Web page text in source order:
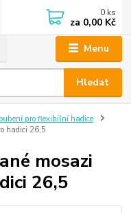
Menu
Hledat
0 ks
za 0,00 Kč
pro flexibilní hadice
hadici 26,5
mosazi
26,5